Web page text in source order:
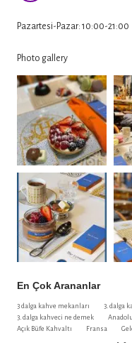
Pazartesi-Pazar: 10:00-21:00
Photo gallery
En Çok Arananlar
3 dalga kahve mekanları 3. dalga
3. dalga kahveci ne demek
Açık Büfe Kahvaltı
Fransa